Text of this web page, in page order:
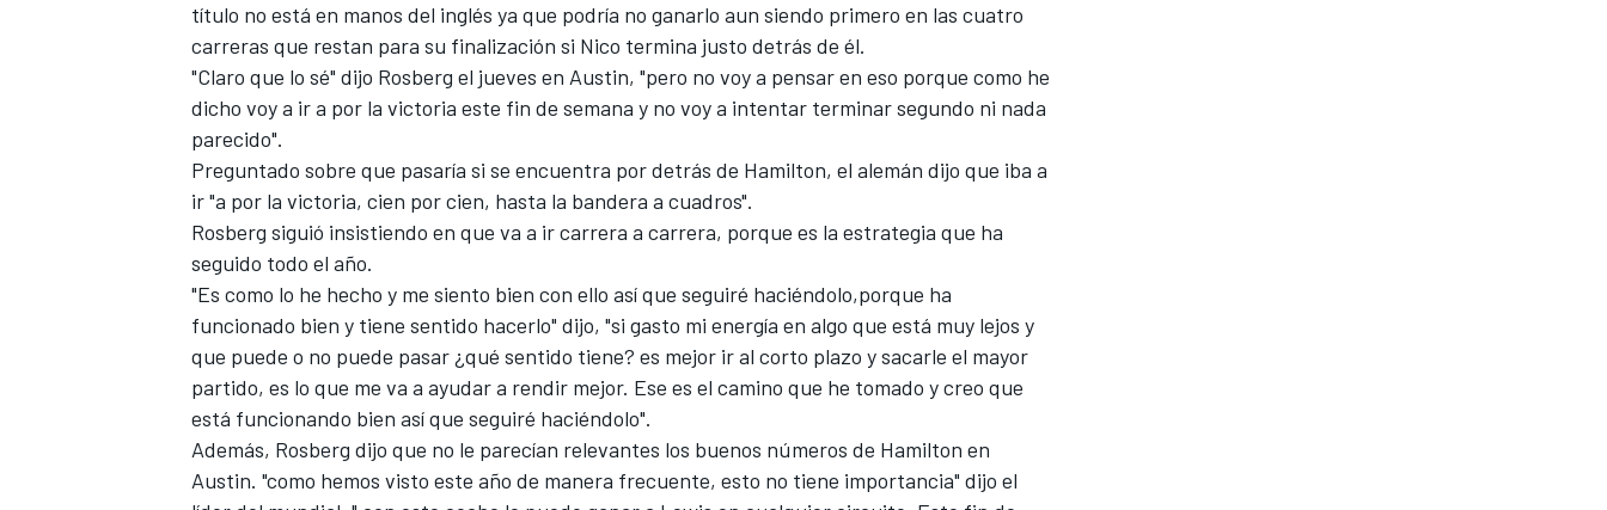
título no está en manos del inglés ya que podría no ganarlo aun siendo primero en las cuatro
carreras que restan para su finalización si Nico termina justo detrás de él.
"Claro que lo sé" dijo Rosberg el jueves en Austin, "pero no voy a pensar en eso porque como he
dicho voy a ir a por la victoria este fin de semana y no voy a intentar terminar segundo ni nada
parecido".
Preguntado sobre que pasaría si se encuentra por detrás de Hamilton, el alemán dijo que iba a
ir "a por la victoria, cien por cien, hasta la bandera a cuadros".
Rosberg siguió insistiendo en que va a ir carrera a carrera, porque es la estrategia que ha
seguido todo el año.
"Es como lo he hecho y me siento bien con ello así que seguiré haciéndolo,porque ha
funcionado bien y tiene sentido hacerlo" dijo, "si gasto mi energía en algo que está muy lejos y
que puede o no puede pasar ¿qué sentido tiene? es mejor ir al corto plazo y sacarle el mayor
partido, es lo que me va a ayudar a rendir mejor. Ese es el camino que he tomado y creo que
está funcionando bien así que seguiré haciéndolo".
Además, Rosberg dijo que no le parecían relevantes los buenos números de Hamilton en
Austin. "como hemos visto este año de manera frecuente, esto no tiene importancia" dijo el